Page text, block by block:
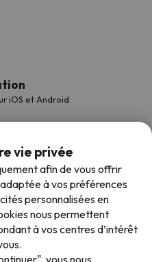
iOS et Android.
vie privée
afin de vous offrir
à vos préférences
personnalisées en
nous permettent
à vos centres d’intérêt
vous nous